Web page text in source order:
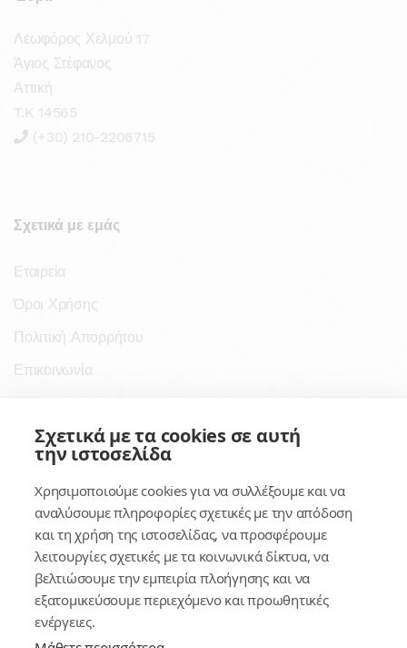
Λεωφόρος Χελμού 17
Άγιος Στέφανος
Αττική
T.K 14565
(+30) 210-2206715
Σχετικά με εμάς
Εταιρεία
Όροι Χρήσης
Πολιτική Απορρήτου
Επικοινωνία
Σύνδεσμοι
Κέντρο Γνώσης
Πλατφόρμα
Εγγραφή
Για δημοσίους υπαλλήλους
Σχετικά με τα cookies σε αυτή
την ιστοσελίδα
Χρησιμοποιούμε cookies για να συλλέξουμε και να
αναλύσουμε πληροφορίες σχετικές με την απόδοση
και τη χρήση της ιστοσελίδας, να προσφέρουμε
λειτουργίες σχετικές με τα κοινωνικά δίκτυα, να
βελτιώσουμε την εμπειρία πλοήγησης και να
εξατομικεύσουμε περιεχόμενο και προωθητικές
ενέργειες.